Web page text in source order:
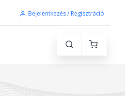
Bejelentkezés / Regisztráció